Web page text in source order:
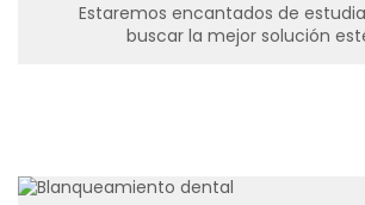
Estaremos encantados de
buscar la mejor solución